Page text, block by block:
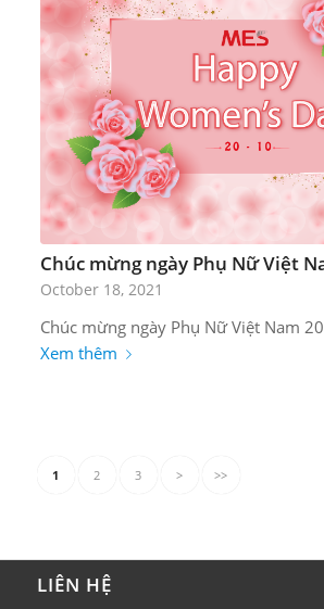
Chúc mừng ngày Phụ Nữ Việt
October 18, 2021
Chúc mừng ngày Phụ Nữ Việt Nam
Xem thêm
1 2 3 > >>
LIÊN HỆ